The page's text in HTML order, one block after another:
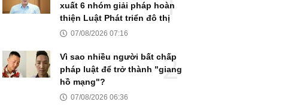
xuất 6 nhóm giải pháp hoàn
thiện Luật Phát triển đô thị
07/08/2026 07:16
Vì sao nhiều người bất chấp
pháp luật để trở thành "giang
hồ mạng"?
07/08/2026 06:36